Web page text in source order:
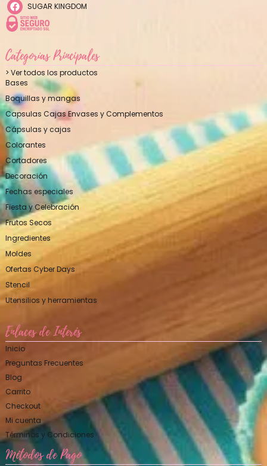
SUGAR KINGDOM
Categorías Principales
> Ver todos los productos
Bases
Boquillas y mangas
Capsulas Cajas Envases y Complementos
Cápsulas y cajas
Colorantes
Cortadores
Decoración
Fechas especiales
Fiesta y Celebración
Frutos Secos
Ingredientes
Moldes
Ofertas Cyber Days
Stencil
Utensilios y herramientas
Enlaces de Interés
Inicio
Preguntas Frecuentes
Blog
Carrito
Checkout
Mi cuenta
Términos y Condiciones
Métodos de Pago